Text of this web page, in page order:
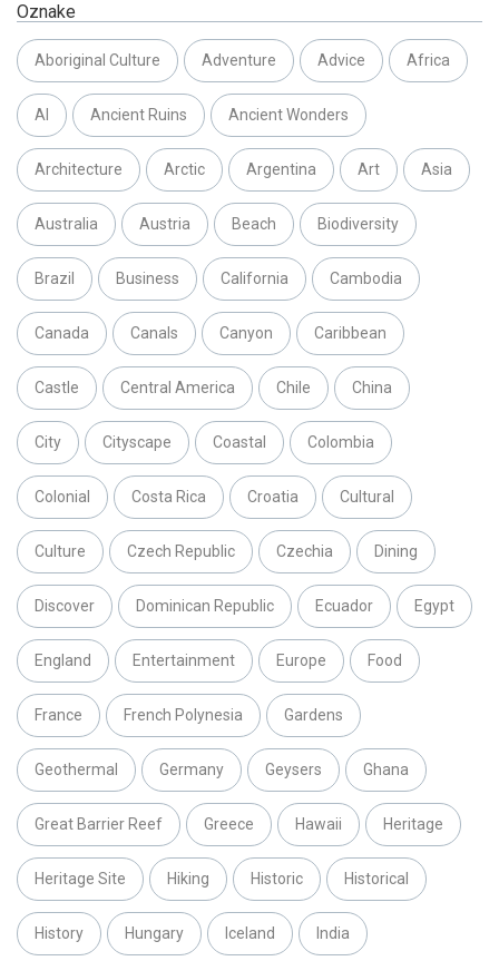
Oznake
Aboriginal Culture Adventure Advice Africa
AI Ancient Ruins Ancient Wonders
Architecture Arctic Argentina Art Asia
Australia Austria Beach Biodiversity
Brazil Business California Cambodia
Canada Canals Canyon Caribbean
Castle Central America Chile China
City Cityscape Coastal Colombia
Colonial Costa Rica Croatia Cultural
Culture Czech Republic Czechia Dining
Discover Dominican Republic Ecuador Egypt
England Entertainment Europe Food
France French Polynesia Gardens
Geothermal Germany Geysers Ghana
Great Barrier Reef Greece Hawaii Heritage
Heritage Site Hiking Historic Historical
History Hungary Iceland India